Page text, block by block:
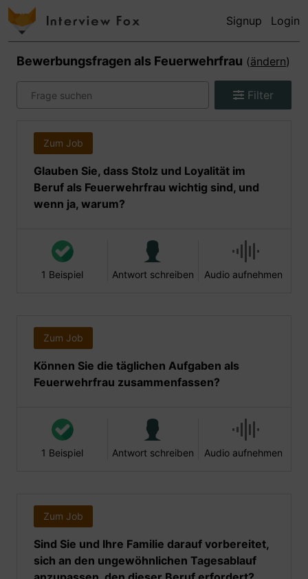
Signup Login
Bewerbungsfragen als Feuerwehrfrau (ändern)
Filter
Zum Job
Glauben Sie, dass Stolz und Loyalität im
Beruf als Feuerwehrfrau wichtig sind, und
wenn ja, warum?
1 Beispiel Antwort schreiben Audio aufnehmen
Zum Job
Können Sie die täglichen Aufgaben als
Feuerwehrfrau zusammenfassen?
1 Beispiel Antwort schreiben Audio aufnehmen
Zum Job
Sind Sie und Ihre Familie darauf vorbereitet,
sich an den ungewöhnlichen Tagesablauf